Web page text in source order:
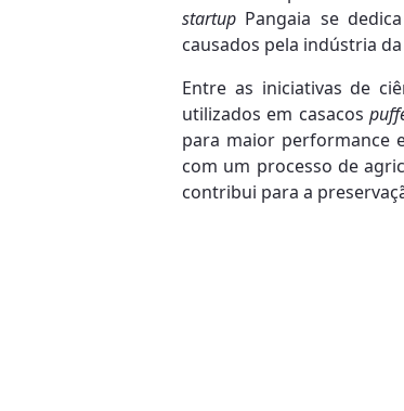
startup Pangaia se
causados pela indústria
Entre as iniciativas de
utilizados em casacos
para maior performance
com um processo de
contribui para a